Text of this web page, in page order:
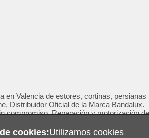
en Valencia de estores, cortinas, persianas
Distribuidor Oficial de la Marca Bandalux.
compromiso. Reparación y motorización de
cookies:Utilizamos cookies